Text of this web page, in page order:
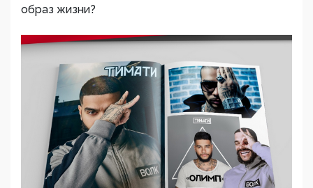
образ жизни?